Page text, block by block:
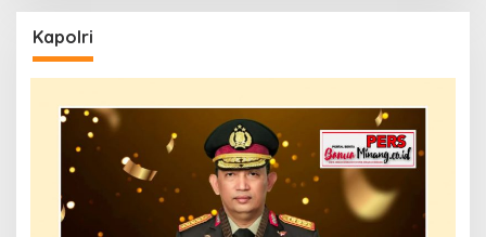
Kapolri